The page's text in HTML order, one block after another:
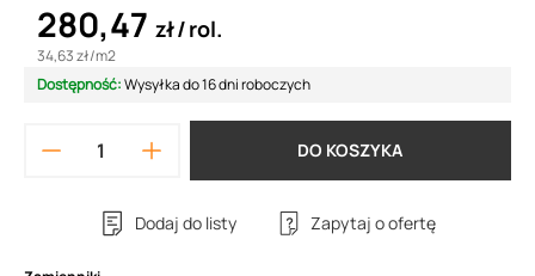
280,47 zł rol.
34,63 zł/m2
Dostępność:Wysyłka do 16 dni roboczych
DO KOSZYKA
Dodaj do listy Zapytaj o ofertę